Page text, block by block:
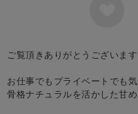
ご覧頂きありがとうございます
お仕事でもプライベートでも
骨格ナチュラルを活かした甘